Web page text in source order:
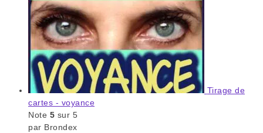
Tirage de
cartes - voyance
Note 5 sur 5
par Brondex